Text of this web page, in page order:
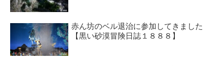
赤ん坊のベル退治に参加してきました
【黒い砂漠冒険日誌１８８８】